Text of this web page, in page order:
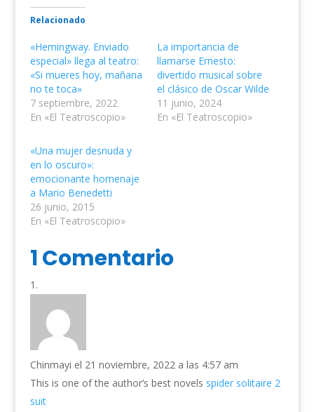
Relacionado
«Hemingway. Enviado
especial» llega al teatro:
«Si mueres hoy, mañana
no te toca»
7 septiembre, 2022
En «El Teatroscopio»
La importancia de
llamarse Ernesto:
divertido musical sobre
el clásico de Oscar Wilde
11 junio, 2024
En «El Teatroscopio»
«Una mujer desnuda y
en lo oscuro»:
emocionante homenaje
a Mario Benedetti
26 junio, 2015
En «El Teatroscopio»
1 Comentario
Chinmayi el 21 noviembre, 2022 a las 4:57 am
This is one of the author’s best novels spider solitaire 2
suit